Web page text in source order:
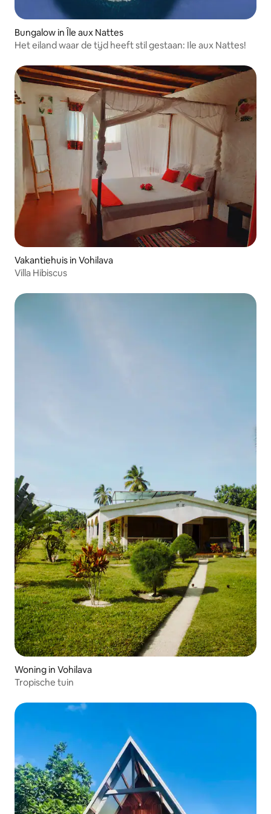
Bungalow in Île aux Nattes
Het eiland waar de tijd heeft stil gestaan: Ile aux Nattes!
Vakantiehuis in Vohilava
Villa Hibiscus
Woning in Vohilava
Tropische tuin